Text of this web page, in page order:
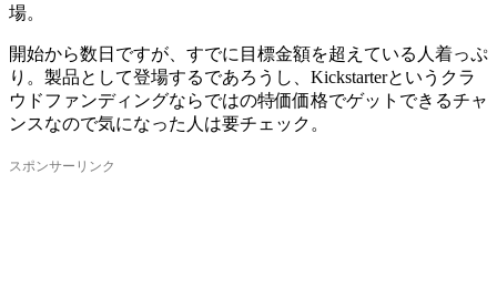
場。
開始から数日ですが、すでに目標金額を超えている人着っぷ
り。製品として登場するであろうし、Kickstarterというクラ
ウドファンディングならではの特価価格でゲットできるチャ
ンスなので気になった人は要チェック。